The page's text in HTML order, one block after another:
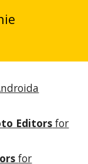
Editors for
for